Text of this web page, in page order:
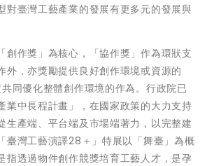
對臺灣工藝產業的發展有更多元的發展與
創作獎」為核心，「協作獎」作為環狀支
外，亦獎勵提供良好創作環境或資源的
同優化整體創作環境的作為。行政院已
業中長程計畫」，在國家政策的大力支持
生產端、平台端及市場端著力，以完整建
臺灣工藝演譯28＋」特展以「舞臺」為概
指透過物件創作競獎培育工藝人才，是孕